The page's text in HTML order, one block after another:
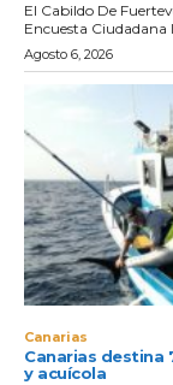
El Cabildo De
Encuesta Ciudadana
Agosto 6, 2026
Canarias
Canarias destina
y acuícola